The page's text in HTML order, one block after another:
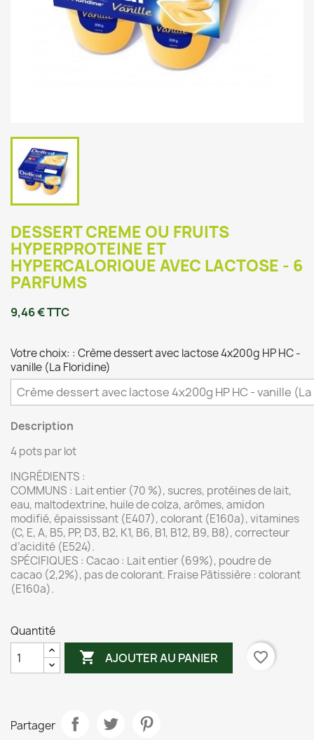
DESSERT CREME OU FRUITS
HYPERPROTEINE ET
HYPERCALORIQUE AVEC LACTOSE - 6
PARFUMS
9,46 € TTC
Votre choix: : Crème dessert avec lactose 4x200g HP HC -
vanille (La Floridine)
Description
4 pots par lot
INGRÉDIENTS :
COMMUNS : Lait entier (70 %), sucres, protéines de lait,
eau, maltodextrine, huile de colza, arômes, amidon
modifié, épaississant (E407), colorant (E160a), vitamines
(C, E, A, B5, PP, D3, B2, K1, B6, B1, B12, B9, B8), correcteur
d’acidité (E524).
SPÉCIFIQUES : Cacao : Lait entier (69%), poudre de
cacao (2,2%), pas de colorant. Fraise Pâtissière : colorant
(E160a).
Quantité
 AJOUTER AU PANIER favorite_border
Partager